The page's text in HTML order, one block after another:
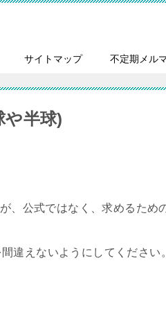
サイトマップ 不定期メル
や半球)
、公式ではなく、求めるため
違えないようにしてください。